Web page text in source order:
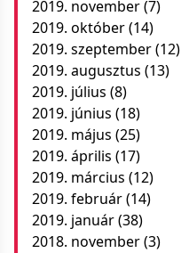
2019. november(7)
2019. október(14)
2019. szeptember(12)
2019. augusztus (13)
2019. július (8)
2019. június (18)
2019. május (25)
2019. április (17)
2019. március (12)
2019. február(14)
2019. január(38)
2018. november(3)